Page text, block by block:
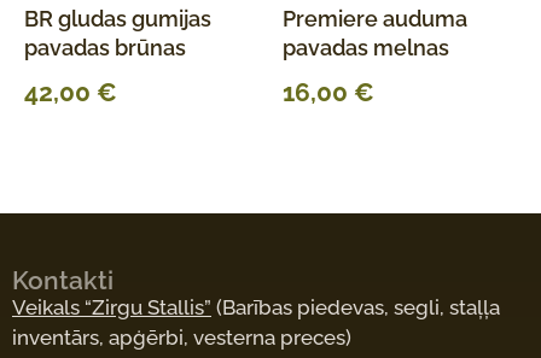
BR gludas gumijas
pavadas brūnas
42,00 €
Premiere auduma
pavadas melnas
16,00 €
Kontakti
Veikals “Zirgu Stallis” (Barības piedevas, segli, staļļa
inventārs, apģērbi, vesterna preces)